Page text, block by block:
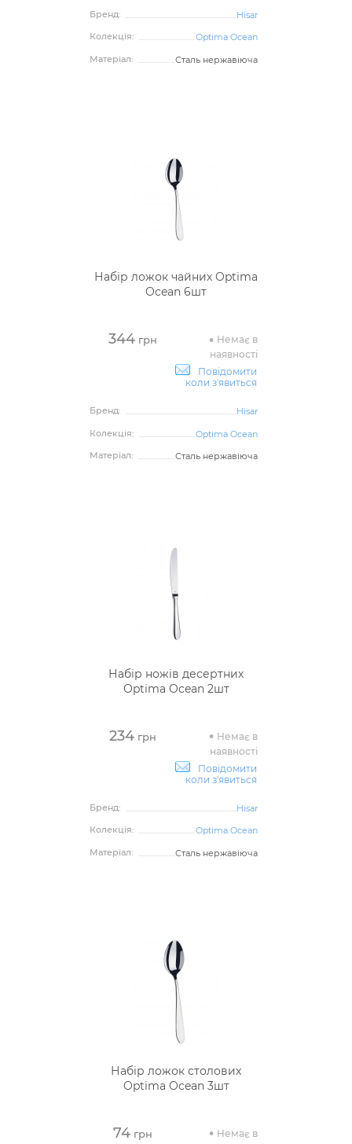
Бренд:
Hisar
Колекція:
Optima Ocean
Матеріал:
Сталь нержавіюча
Набір ложок чайних Optima
Ocean 6шт
344 грн
Немає в
наявності
Повідомити
коли з'явиться
Бренд:
Hisar
Колекція:
Optima Ocean
Матеріал:
Сталь нержавіюча
Набір ножів десертних
Optima Ocean 2шт
234 грн
Немає в
наявності
Повідомити
коли з'явиться
Бренд:
Hisar
Колекція:
Optima Ocean
Матеріал:
Сталь нержавіюча
Набір ложок столових
Optima Ocean 3шт
74 грн
Немає в